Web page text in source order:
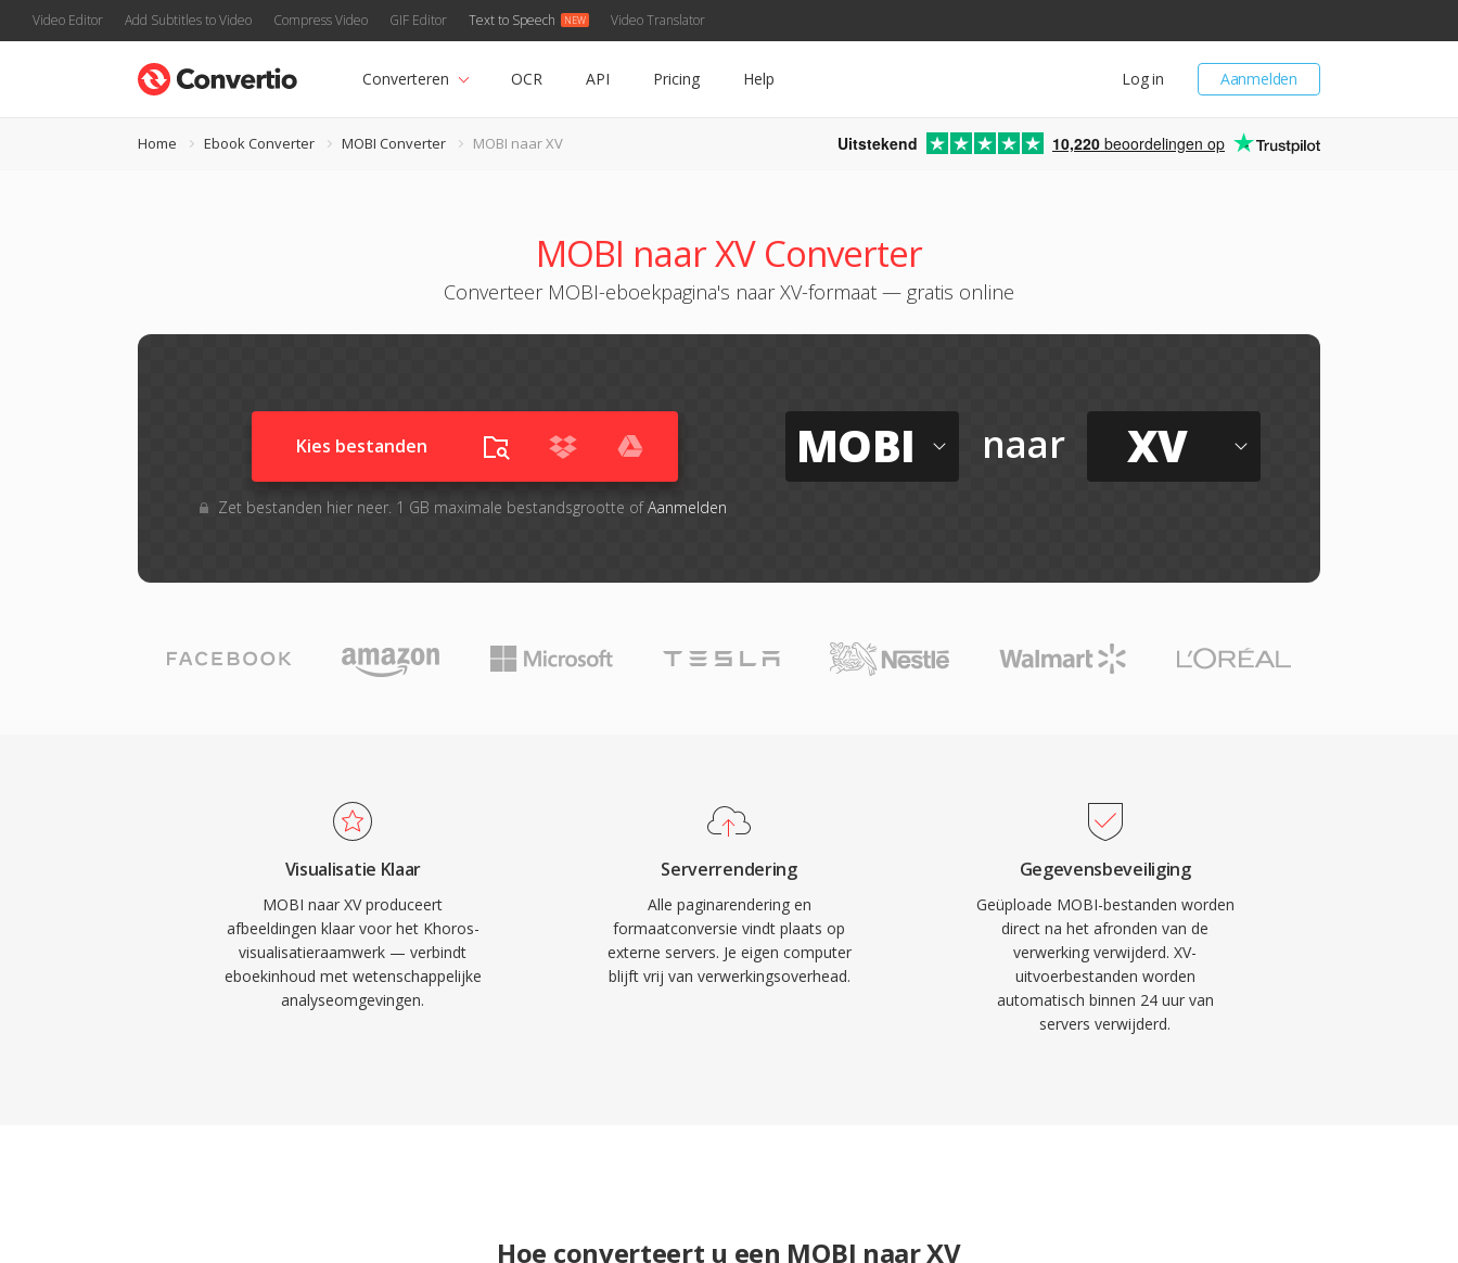
Video Editor Add Subtitles to Video Compress Video GIF Editor Text to Speech Video Translator
Aanmelden
Log in
Converteren OCR API Pricing Help
Home Ebook Converter MOBI Converter MOBI naar XV Uitstekend 10,220 beoordelingen op
MOBI naar XV Converter
Converteer MOBI-eboekpagina's naar XV-formaat — gratis online
Kies bestanden
Zet bestanden hier neer. 1 GB maximale bestandsgrootte ofAanmelden
MOBI naar XV
Visualisatie Klaar
MOBI naar XV produceert
afbeeldingen klaar voor het Khoros-
visualisatieraamwerk — verbindt
eboekinhoud met wetenschappelijke
analyseomgevingen.
Serverrendering
Alle paginarendering en
formaatconversie vindt plaats op
externe servers. Je eigen computer
blijft vrij van verwerkingsoverhead.
Gegevensbeveiliging
Geüploade MOBI-bestanden worden
direct na het afronden van de
verwerking verwijderd. XV-
uitvoerbestanden worden
automatisch binnen 24 uur van
servers verwijderd.
Hoe converteert u een MOBI naar XV